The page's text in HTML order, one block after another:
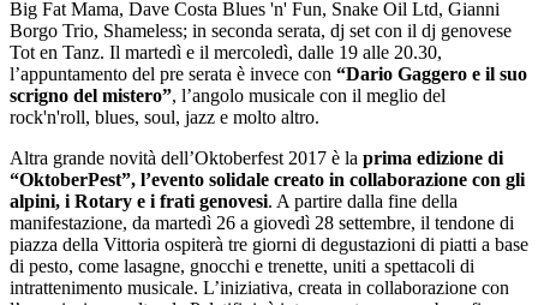
Big Fat Mama, Dave Costa Blues 'n' Fun, Snake Oil Ltd, Gianni
Borgo Trio, Shameless; in seconda serata, dj set con il dj genovese
Tot en Tanz. Il martedì e il mercoledì, dalle 19 alle 20.30,
l’appuntamento del pre serata è invece con “Dario Gaggero e il suo
scrigno del mistero”, l’angolo musicale con il meglio del
rock'n'roll, blues, soul, jazz e molto altro.
Altra grande novità dell’Oktoberfest 2017 è la prima edizione di
“OktoberPest”, l’evento solidale creato in collaborazione con gli
alpini, i Rotary e i frati genovesi. A partire dalla fine della
manifestazione, da martedì 26 a giovedì 28 settembre, il tendone di
piazza della Vittoria ospiterà tre giorni di degustazioni di piatti a base
di pesto, come lasagne, gnocchi e trenette, uniti a spettacoli di
intrattenimento musicale. L’iniziativa, creata in collaborazione con